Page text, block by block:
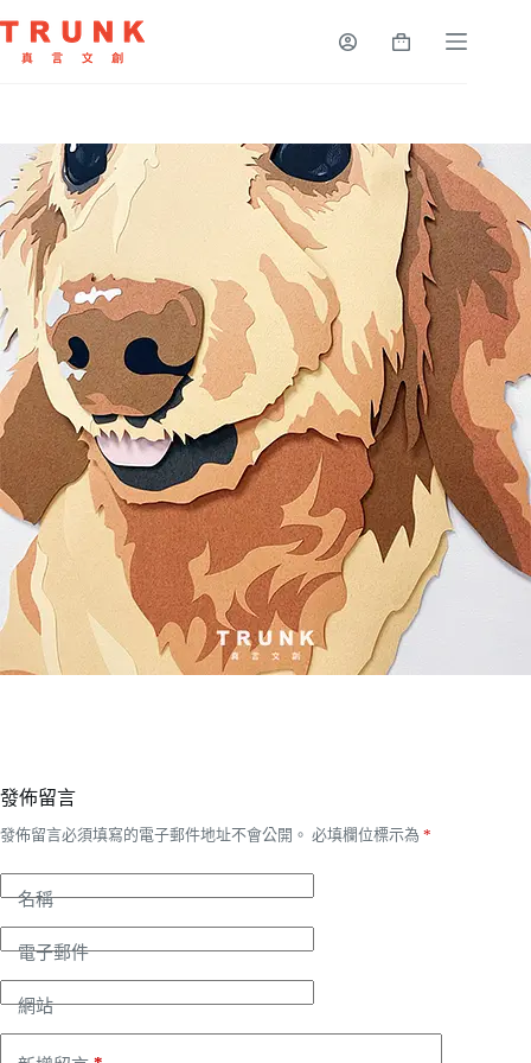
發佈留言
發佈留言必須填寫的電子郵件地址不會公開。 必填欄位標示為 *
名稱
電子郵件
網站